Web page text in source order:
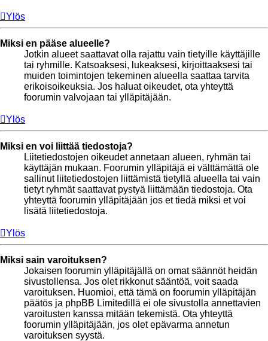
Ylös
Miksi en pääse alueelle?
Jotkin alueet saattavat olla rajattu vain tietyille käyttäjille
tai ryhmille. Katsoaksesi, lukeaksesi, kirjoittaaksesi tai
muiden toimintojen tekeminen alueella saattaa tarvita
erikoisoikeuksia. Jos haluat oikeudet, ota yhteyttä
foorumin valvojaan tai ylläpitäjään.
Ylös
Miksi en voi liittää tiedostoja?
Liitetiedostojen oikeudet annetaan alueen, ryhmän tai
käyttäjän mukaan. Foorumin ylläpitäjä ei välttämättä ole
sallinut liitetiedostojen liittämistä tietyllä alueella tai vain
tietyt ryhmät saattavat pystyä liittämään tiedostoja. Ota
yhteyttä foorumin ylläpitäjään jos et tiedä miksi et voi
lisätä liitetiedostoja.
Ylös
Miksi sain varoituksen?
Jokaisen foorumin ylläpitäjällä on omat säännöt heidän
sivustollensa. Jos olet rikkonut sääntöä, voit saada
varoituksen. Huomioi, että tämä on foorumin ylläpitäjän
päätös ja phpBB Limitedillä ei ole sivustolla annettavien
varoitusten kanssa mitään tekemistä. Ota yhteyttä
foorumin ylläpitäjään, jos olet epävarma annetun
varoituksen syystä.